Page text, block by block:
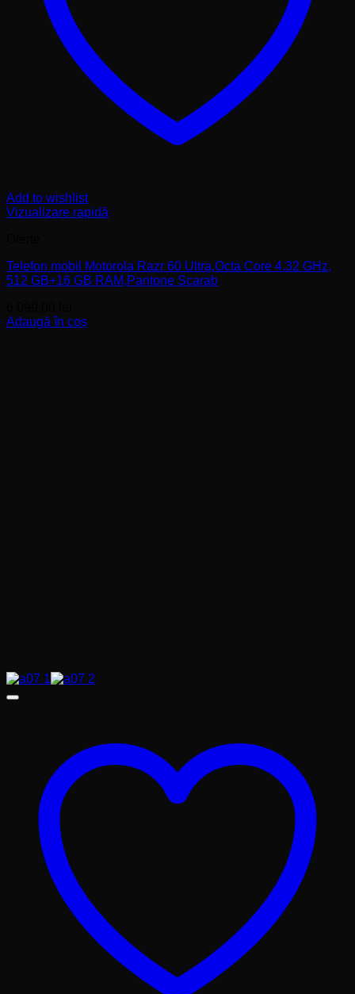
Add to wishlist
Vizualizare rapidă
Telefon mobil Motorola Razr 60 Ultra,Octa Core 4.32 GHz,
512 GB+16 GB RAM,Pantone Scarab
Adaugă în coș